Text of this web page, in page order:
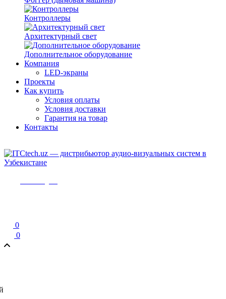
Контроллеры
Архитектурный свет
Дополнительное оборудование
Компания
LED-экраны
Проекты
Как купить
Условия оплаты
Условия доставки
Гарантия на товар
Контакты
0
0